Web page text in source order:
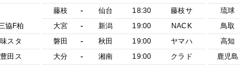
協F柏
味スタ
豊田ス
藤枝
- 仙台 18:30
藤枝サ
大宮
- 新潟 19:00
NACK
磐田
- 秋田 19:00
ヤマハ
大分
- 湘南 19:00
クラド
琉球
鳥取
高知
鹿児島